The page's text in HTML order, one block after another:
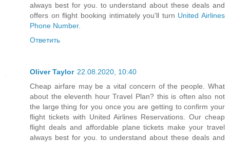
always best for you. to understand about these deals and
offers on flight booking intimately you'll turn United Airlines
Phone Number.
Ответить
Oliver Taylor 22.08.2020, 10:40
Cheap airfare may be a vital concern of the people. What
about the eleventh hour Travel Plan? this is often also not
the large thing for you once you are getting to confirm your
flight tickets with United Airlines Reservations. Our cheap
flight deals and affordable plane tickets make your travel
always best for you. to understand about these deals and